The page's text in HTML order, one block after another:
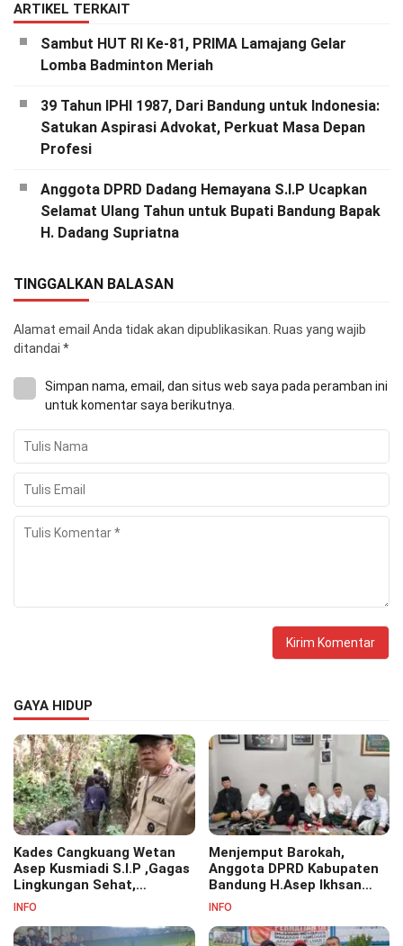
ARTIKEL TERKAIT
Sambut HUT RI Ke-81, PRIMA Lamajang Gelar
Lomba Badminton Meriah
39 Tahun IPHI 1987, Dari Bandung untuk Indonesia:
Satukan Aspirasi Advokat, Perkuat Masa Depan
Profesi
Anggota DPRD Dadang Hemayana S.I.P Ucapkan
Selamat Ulang Tahun untuk Bupati Bandung Bapak
H. Dadang Supriatna
TINGGALKAN BALASAN
Alamat email Anda tidak akan dipublikasikan. Ruas yang wajib
ditandai *
Simpan nama, email, dan situs web saya pada peramban ini
untuk komentar saya berikutnya.
GAYA HIDUP
Kades Cangkuang Wetan
Asep Kusmiadi S.I.P ,Gagas
Lingkungan Sehat,
Bersihkan Saluran Air di RW
INFO
Menjemput Barokah,
Anggota DPRD Kabupaten
Bandung H.Asep Ikhsan
S.Pd.M.M Hadiri Haul Akbar
Pesantren Cipasung.
INFO